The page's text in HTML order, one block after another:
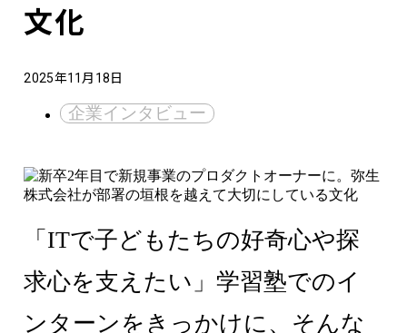
文化
2025年11月18日
企業インタビュー
「ITで子どもたちの好奇心や探
求心を支えたい」学習塾でのイ
ンターンをきっかけに、そんな